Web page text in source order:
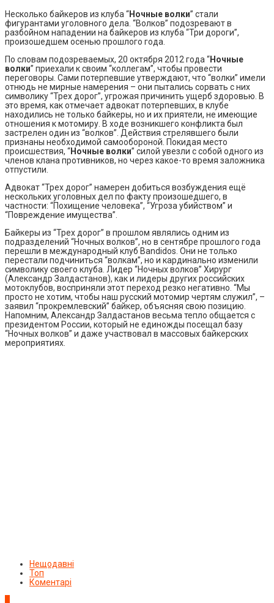
Несколько байкеров из клуба “Ночные волки” стали
фигурантами уголовного дела. “Волков” подозревают в
разбойном нападении на байкеров из клуба “Три дороги”,
произошедшем осенью прошлого года.
По словам подозреваемых, 20 октября 2012 года “Ночные
волки” приехали к своим “коллегам”, чтобы провести
переговоры. Сами потерпевшие утверждают, что “волки” имели
отнюдь не мирные намерения – они пытались сорвать с них
символику “Трех дорог”, угрожая причинить ущерб здоровью. В
это время, как отмечает адвокат потерпевших, в клубе
находились не только байкеры, но и их приятели, не имеющие
отношения к мотомиру. В ходе возникшего конфликта был
застрелен один из “волков”. Действия стрелявшего были
признаны необходимой самообороной. Покидая место
происшествия, “Ночные волки” силой увезли с собой одного из
членов клана противников, но через какое-то время заложника
отпустили.
Адвокат “Трех дорог” намерен добиться возбуждения ещё
нескольких уголовных дел по факту произошедшего, в
частности: “Похищение человека”, “Угроза убийством” и
“Повреждение имущества”.
Байкеры из “Трех дорог” в прошлом являлись одним из
подразделений “Ночных волков”, но в сентябре прошлого года
перешли в международный клуб Bandidos. Они не только
перестали подчиниться “волкам”, но и кардинально изменили
символику своего клуба. Лидер “Ночных волков” Хирург
(Александр Залдастанов), как и лидеры других российских
мотоклубов, восприняли этот переход резко негативно. “Мы
просто не хотим, чтобы наш русский мотомир чертям служил”, –
заявил “прокремлевский” байкер, объясняя свою позицию.
Напомним, Александр Залдастанов весьма тепло общается с
президентом России, который не единожды посещал базу
“Ночных волков” и даже участвовал в массовых байкерских
мероприятиях.
Нещодавні
Топ
Коментарі